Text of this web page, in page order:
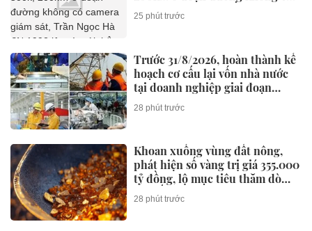
camera giám sát, Trần Ngọc Hà
SN 1992 lập tức tới thẳng trụ sở
25 phút trước
Trước 31/8/2026, hoàn thành kế
hoạch cơ cấu lại vốn nhà nước
tại doanh nghiệp giai đoạn
2026-2030
28 phút trước
Khoan xuống vùng đất nông,
phát hiện số vàng trị giá 355.000
tỷ đồng, lộ mục tiêu thăm dò
100 tấn vàng
28 phút trước